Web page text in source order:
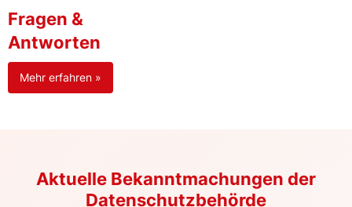
Fragen &
Antworten
Mehr erfahren »
Aktuelle Bekanntmachungen der
Datenschutzbehörde